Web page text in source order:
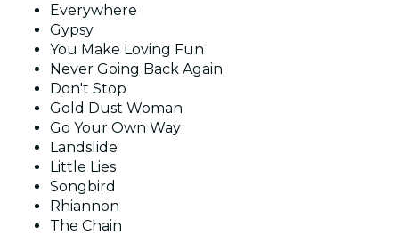
Everywhere
Gypsy
You Make Loving Fun
Never Going Back Again
Don't Stop
Gold Dust Woman
Go Your Own Way
Landslide
Little Lies
Songbird
Rhiannon
The Chain